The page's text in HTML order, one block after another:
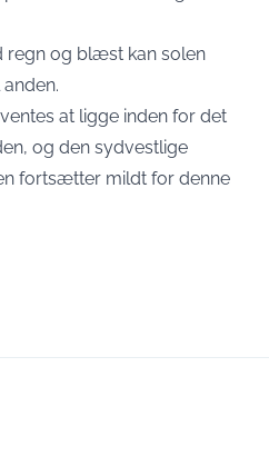
regn og blæst kan solen
at ligge inden for det
og den sydvestlige
fortsætter mildt for denne